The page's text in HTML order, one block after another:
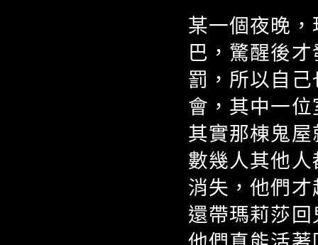
某一個夜晚
巴，驚醒後
罰，所以自
會，其中一
其實那棟鬼
數幾人其他
消失，他們
還帶瑪莉莎